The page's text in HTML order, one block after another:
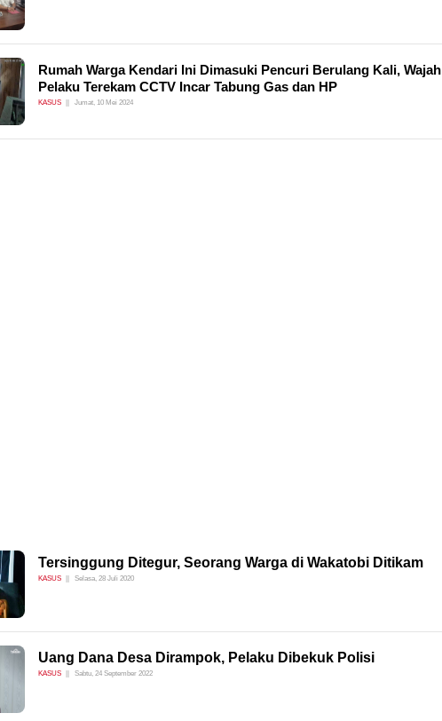
Rumah Warga Kendari Ini Dimasuki Pencuri Berulang Kali, Wajah
Pelaku Terekam CCTV Incar Tabung Gas dan HP
KASUS Jumat, 10 Mei 2024
Tersinggung Ditegur, Seorang Warga di Wakatobi Ditikam
KASUS Selasa, 28 Juli 2020
Uang Dana Desa Dirampok, Pelaku Dibekuk Polisi
KASUS Sabtu, 24 September 2022